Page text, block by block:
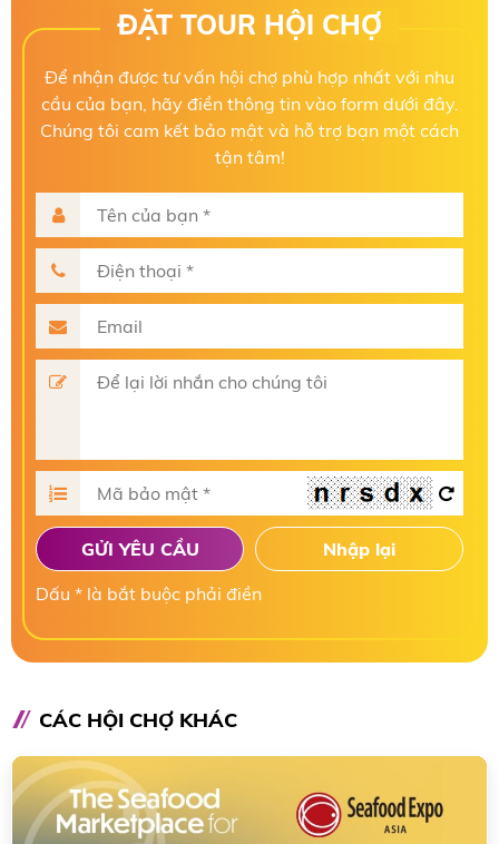
ĐẶT TOUR HỘI CHỢ
Để nhận được tư vấn hội chợ phù hợp nhất với nhu
cầu của bạn, hãy điền thông tin vào form dưới đây.
Chúng tôi cam kết bảo mật và hỗ trợ bạn một cách
tận tâm!
GỬI YÊU CẦU
Nhập lại
Dấu * là bắt buộc phải điền
CÁC HỘI CHỢ KHÁC